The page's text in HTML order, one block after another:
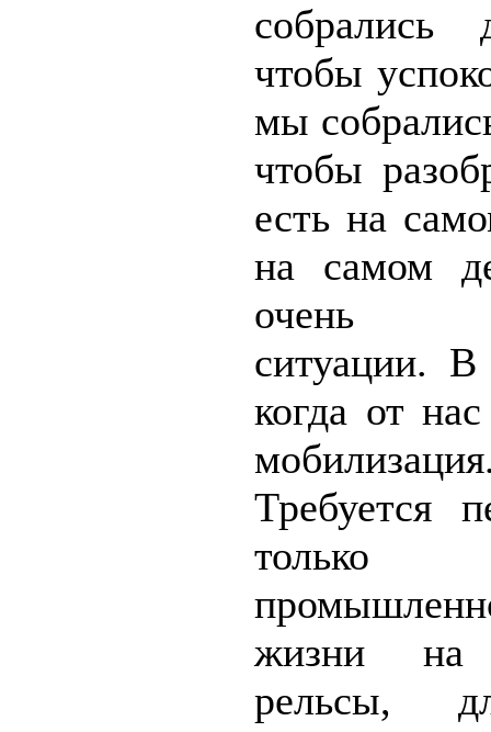
собрались
чтобы
мы
чтобы
есть на
на самом
очень
ситуации. В
когда от
Требуется
только
жизни на
рельсы,